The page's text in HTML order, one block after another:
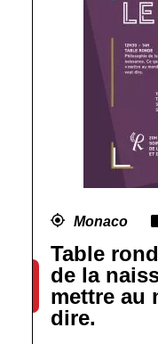
Monaco
Table
de la
mettre au
dire.